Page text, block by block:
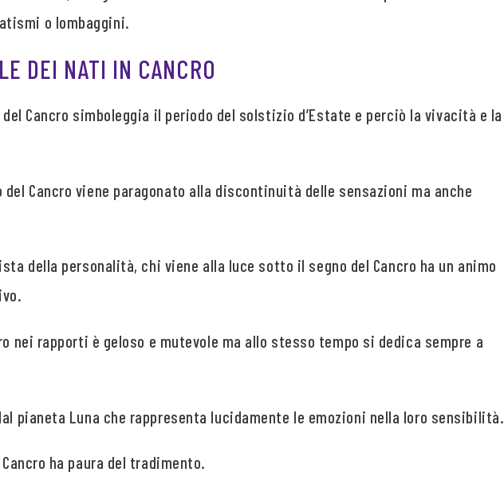
o lombaggini.
DEI NATI IN CANCRO
Cancro simboleggia il periodo del solstizio d’Estate e perciò la vivacità e la
Cancro viene paragonato alla discontinuità delle sensazioni ma anche
della personalità, chi viene alla luce sotto il segno del Cancro ha un animo
nei rapporti è geloso e mutevole ma allo stesso tempo si dedica sempre a
pianeta Luna che rappresenta lucidamente le emozioni nella loro sensibilità.
ha paura del tradimento.